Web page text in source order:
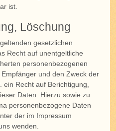
ist.
Löschung
gesetzlichen
Recht auf unentgeltliche
personenbezogenen
und den Zweck der
Recht auf Berichtigung,
Daten. Hierzu sowie zu
personenbezogene Daten
der im Impressum
wenden.